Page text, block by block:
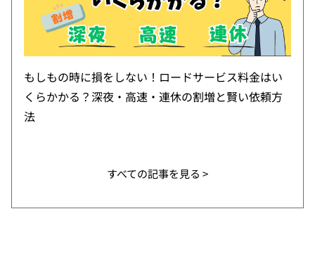
もしもの時に損をしない！ロードサービス料金はい
くらかかる？深夜・高速・連休の割増と賢い依頼方
法
すべての記事を見る >